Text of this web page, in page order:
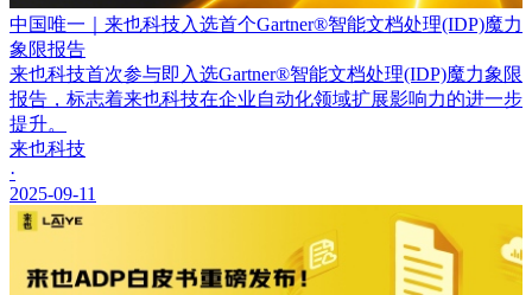
中国唯一｜来也科技入选首个Gartner®智能文档处理(IDP)魔力
象限报告
来也科技首次参与即入选Gartner®智能文档处理(IDP)魔力象限
报告，标志着来也科技在企业自动化领域扩展影响力的进一步
提升。
来也科技
·
2025-09-11